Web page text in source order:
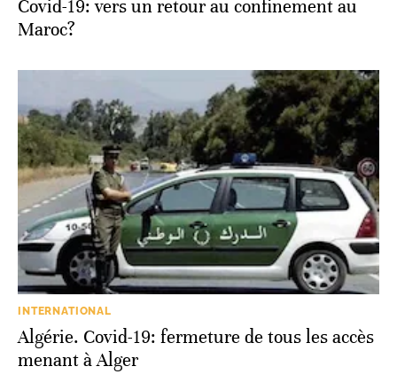
Covid-19: vers un retour au confinement au
Maroc?
INTERNATIONAL
Algérie. Covid-19: fermeture de tous les accès
menant à Alger